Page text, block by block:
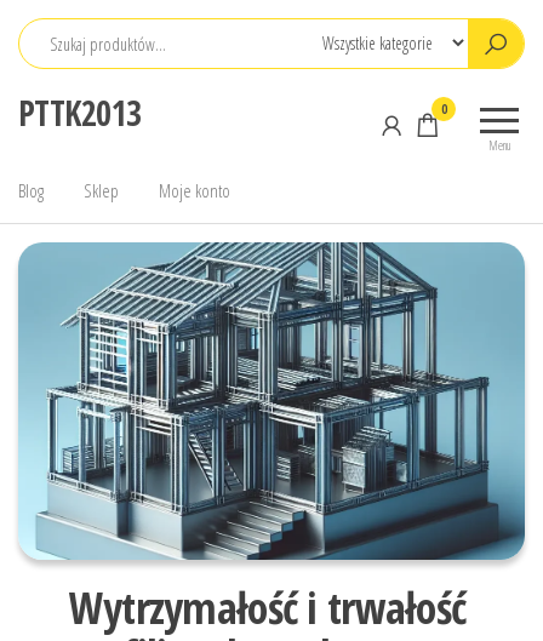
Przejdź
PTTK2013
Menu
0
Blog Sklep Moje konto
Wytrzymałość i trwałość